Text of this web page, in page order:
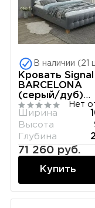
В наличии (21
Кровать Signal
BARCELONA
(серый/дуб)
160/200
Ширина
Высота
Глубина
71 260 руб.
Купить